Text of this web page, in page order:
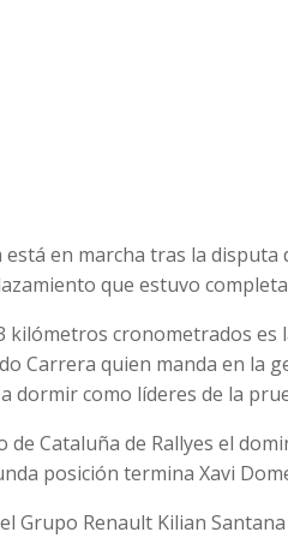
está en marcha tras la
que estuvo
kilómetros cronometrados es
Carrera quien manda en la
dormir como líderes de la
Cataluña de Rallyes el
posición termina Xavi
Grupo Renault Kilian